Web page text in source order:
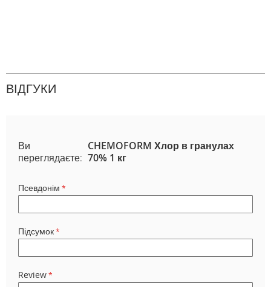
ВІДГУКИ
Ви
переглядаєте:
CHEMOFORM Хлор в гранулах
70% 1 кг
Псевдонім
Підсумок
Review